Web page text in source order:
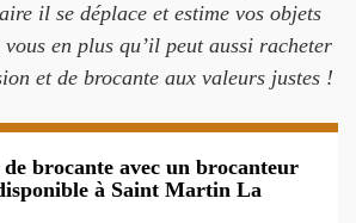
il se déplace et estime vos objets
en plus qu’il peut aussi racheter
et de brocante aux valeurs justes !
brocante avec un brocanteur
à Saint Martin La